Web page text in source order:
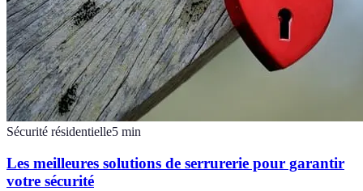
Sécurité résidentielle5 min
Les meilleures solutions de serrurerie pour garantir
votre sécurité